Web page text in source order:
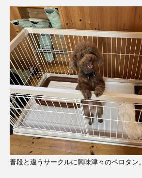
普段と違うサークルに興味津々のペロタン。